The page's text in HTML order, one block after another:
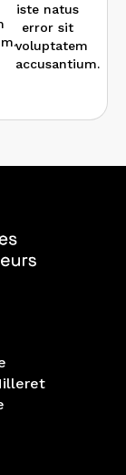
iste natus
error sit
voluptatem
accusantium.